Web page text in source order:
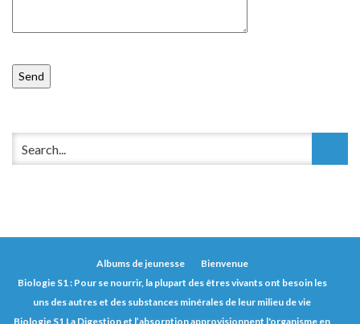
Albums de jeunesse
Bienvenue
Biologie S1 : Pour se nourrir, la plupart des êtres vivants ont besoin les
uns des autres et des substances minérales de leur milieu de vie
Biologie S1 La Digestion et l’absorption approvisionnent l'organisme en